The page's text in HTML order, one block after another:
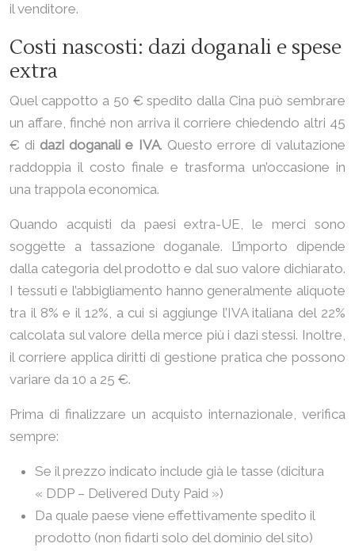
il venditore.
Costi nascosti: dazi doganali e spese
extra
Quel cappotto a 50 € spedito dalla Cina può sembrare
un affare, finché non arriva il corriere chiedendo altri 45
€ di dazi doganali e IVA. Questo errore di valutazione
raddoppia il costo finale e trasforma un’occasione in
una trappola economica.
Quando acquisti da paesi extra-UE, le merci sono
soggette a tassazione doganale. L’importo dipende
dalla categoria del prodotto e dal suo valore dichiarato.
I tessuti e l’abbigliamento hanno generalmente aliquote
tra il 8% e il 12%, a cui si aggiunge l’IVA italiana del 22%
calcolata sul valore della merce più i dazi stessi. Inoltre,
il corriere applica diritti di gestione pratica che possono
variare da 10 a 25 €.
Prima di finalizzare un acquisto internazionale, verifica
sempre:
Se il prezzo indicato include già le tasse (dicitura
« DDP – Delivered Duty Paid »)
Da quale paese viene effettivamente spedito il
prodotto (non fidarti solo del dominio del sito)